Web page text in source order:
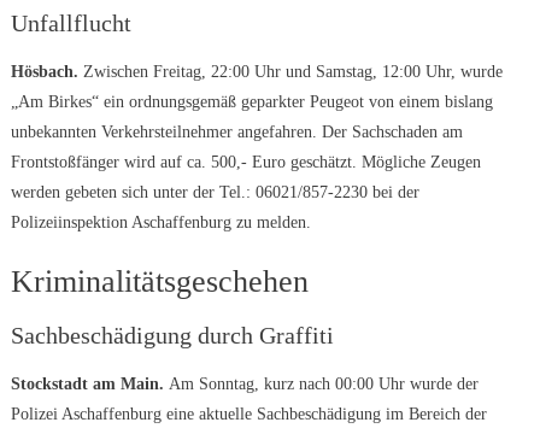
Unfallflucht
Hösbach. Zwischen Freitag, 22:00 Uhr und Samstag, 12:00 Uhr, wurde
„Am Birkes“ ein ordnungsgemäß geparkter Peugeot von einem bislang
unbekannten Verkehrsteilnehmer angefahren. Der Sachschaden am
Frontstoßfänger wird auf ca. 500,- Euro geschätzt. Mögliche Zeugen
werden gebeten sich unter der Tel.: 06021/857-2230 bei der
Polizeiinspektion Aschaffenburg zu melden.
Kriminalitätsgeschehen
Sachbeschädigung durch Graffiti
Stockstadt am Main. Am Sonntag, kurz nach 00:00 Uhr wurde der
Polizei Aschaffenburg eine aktuelle Sachbeschädigung im Bereich der